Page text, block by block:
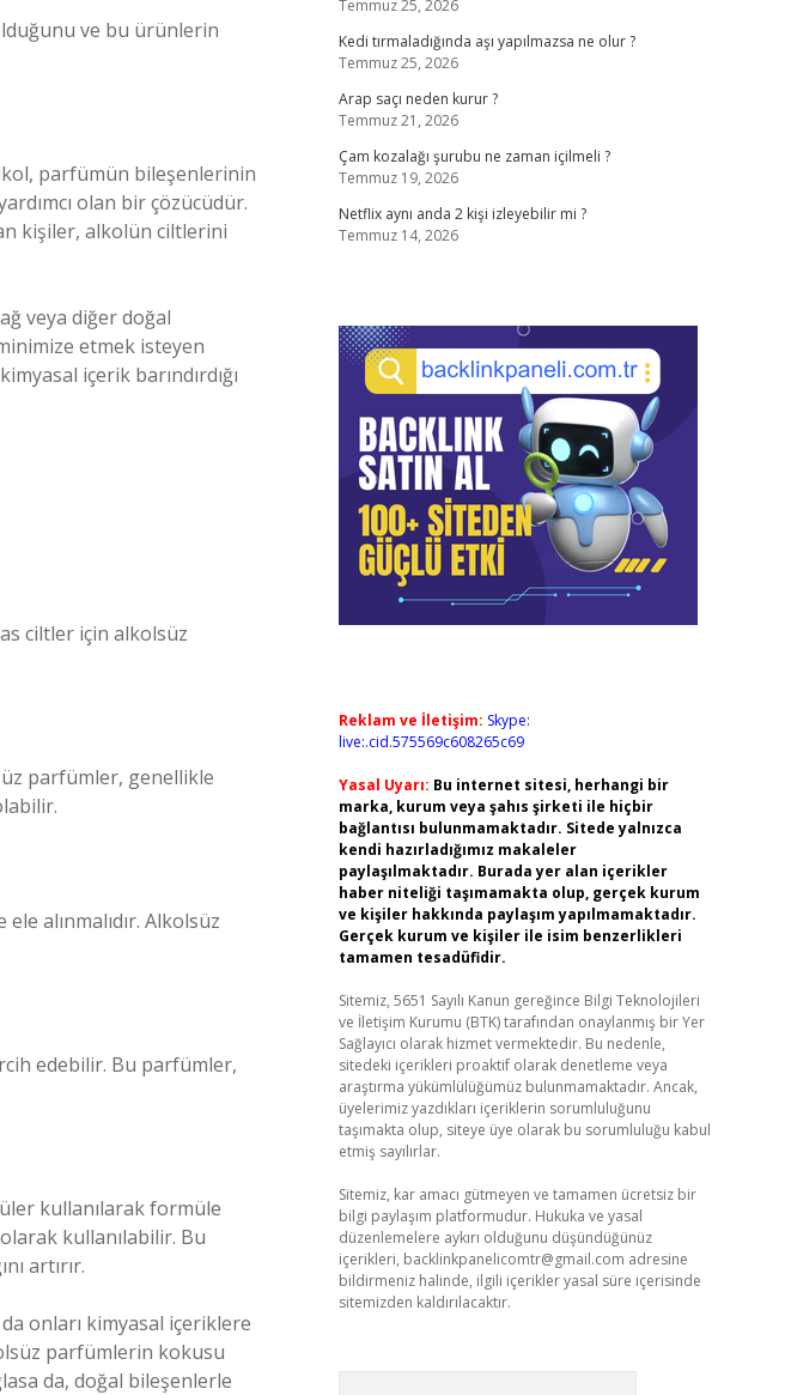
ve bu ürünlerin
parfümün bileşenlerinin
olan bir çözücüdür.
kişiler, alkolün ciltlerini
veya diğer doğal
etmek isteyen
içerik barındırdığı
ciltler için alkolsüz
parfümler, genellikle
alınmalıdır. Alkolsüz
edebilir. Bu parfümler,
kullanılarak formüle
kullanılabilir. Bu
artırır.
onları kimyasal içeriklere
parfümlerin kokusu
da, doğal bileşenlerle
Temmuz 25, 2026
Kedi tırmaladığında aşı yapılmazsa ne olur ?
Temmuz 25, 2026
Arap saçı neden kurur ?
Temmuz 21, 2026
Çam kozalağı şurubu ne zaman içilmeli ?
Temmuz 19, 2026
Netflix aynı anda 2 kişi izleyebilir mi ?
Temmuz 14, 2026
Reklam ve İletişim: Skype:
live:.cid.575569c608265c69
Yasal Uyarı: Bu internet sitesi, herhangi bir
marka, kurum veya şahıs şirketi ile hiçbir
bağlantısı bulunmamaktadır. Sitede yalnızca
kendi hazırladığımız makaleler
paylaşılmaktadır. Burada yer alan içerikler
haber niteliği taşımamakta olup, gerçek kurum
ve kişiler hakkında paylaşım yapılmamaktadır.
Gerçek kurum ve kişiler ile isim benzerlikleri
tamamen tesadüfidir.
Sitemiz, 5651 Sayılı Kanun gereğince Bilgi Teknolojileri
ve İletişim Kurumu (BTK) tarafından onaylanmış bir Yer
Sağlayıcı olarak hizmet vermektedir. Bu nedenle,
sitedeki içerikleri proaktif olarak denetleme veya
araştırma yükümlülüğümüz bulunmamaktadır. Ancak,
üyelerimiz yazdıkları içeriklerin sorumluluğunu
taşımakta olup, siteye üye olarak bu sorumluluğu kabul
etmiş sayılırlar.
Sitemiz, kar amacı gütmeyen ve tamamen ücretsiz bir
bilgi paylaşım platformudur. Hukuka ve yasal
düzenlemelere aykırı olduğunu düşündüğünüz
içerikleri, backlinkpanelicomtr@gmail.com adresine
bildirmeniz halinde, ilgili içerikler yasal süre içerisinde
sitemizden kaldırılacaktır.